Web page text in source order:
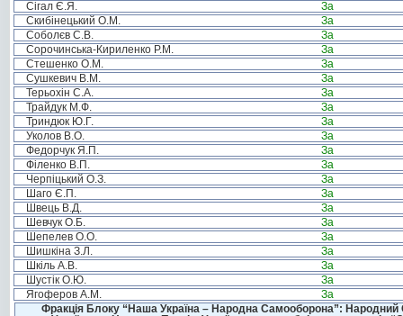
Сігал Є.Я.
За
Скибінецький О.М.
За
Соболєв С.В.
За
Сорочинська-Кириленко Р.М.
За
Стешенко О.М.
За
Сушкевич В.М.
За
Терьохін С.А.
За
Трайдук М.Ф.
За
Триндюк Ю.Г.
За
Уколов В.О.
За
Федорчук Я.П.
За
Філенко В.П.
За
Черпіцький О.З.
За
Шаго Є.П.
За
Швець В.Д.
За
Шевчук О.Б.
За
Шепелев О.О.
За
Шишкіна З.Л.
За
Шкіль А.В.
За
Шустік О.Ю.
За
Ягоферов А.М.
За
Фракція Блоку “Наша Україна – Народна Самооборона”: Народний